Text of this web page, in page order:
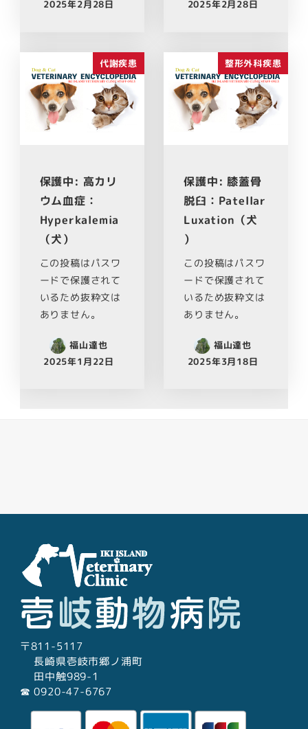
2025年2月28日 2025年2月28日
代謝疾患
保護中: 高カリ
ウム血症：
Hyperkalemia
（犬）
この投稿はパスワ
ードで保護されて
いるため抜粋文は
ありません。
福山達也
2025年1月22日
整形外科疾患
保護中: 膝蓋骨
脱臼：Patellar
Luxation（犬
）
この投稿はパスワ
ードで保護されて
いるため抜粋文は
ありません。
福山達也
2025年3月18日
〒811-5117
長崎県壱岐市郷ノ浦町
田中触989-1
☎︎ 0920-47-6767